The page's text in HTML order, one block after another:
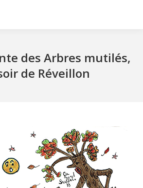
des Arbres mutilés,
de Réveillon